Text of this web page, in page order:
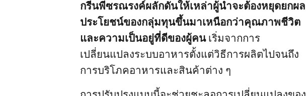
กรีนพีซรณรงค์ผลักดันให้เหล่าผู้นำจะต้องหยุดยกผล
ประโยชน์ของกลุ่มทุนขึ้นมาเหนือกว่าคุณภาพชีวิต
และความเป็นอยู่ที่ดีของผู้คน เริ่มจากการ
เปลี่ยนแปลงระบบอาหารตั้งแต่วิธีการผลิตไปจนถึง
การบริโภคอาหารและสินค้าต่าง ๆ